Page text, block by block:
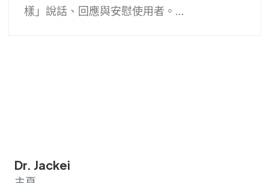
樣」說話、回應與安慰使用者。...
Dr. Jackei